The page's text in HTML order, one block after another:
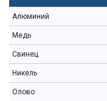
Алюминий
Медь
Свинец
Никель
Олово